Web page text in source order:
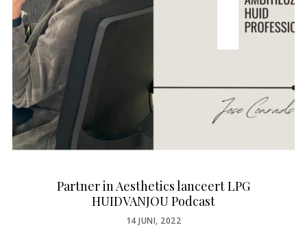
Partner in Aesthetics lanceert LPG
HUIDVANJOU Podcast
POSTED
14 JUNI, 2022